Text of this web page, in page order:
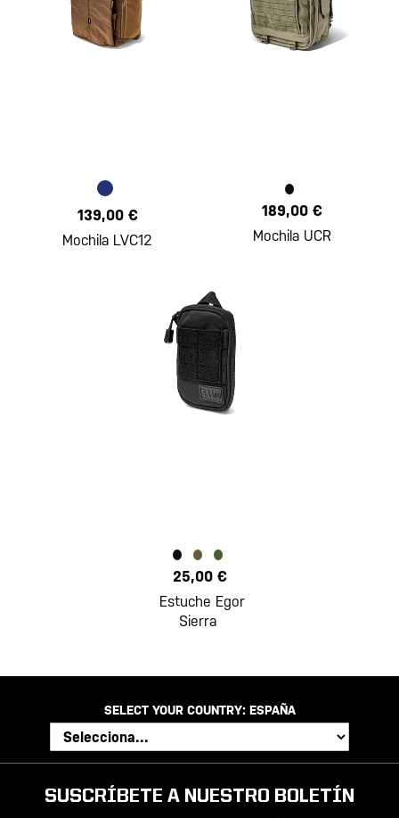
139,00 €
Mochila LVC12
189,00 €
Mochila UCR
25,00 €
Estuche Egor
Sierra
SELECT YOUR COUNTRY: ESPAÑA
SUSCRÍBETE A NUESTRO BOLETÍN